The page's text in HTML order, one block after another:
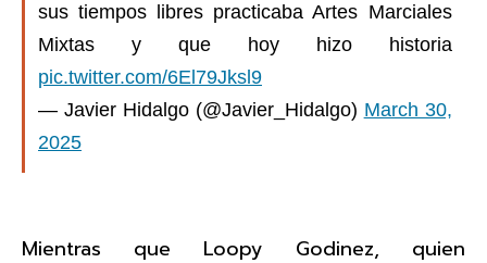
sus tiempos libres practicaba Artes Marciales
Mixtas y que hoy hizo historia
pic.twitter.com/6El79Jksl9
— Javier Hidalgo (@Javier_Hidalgo) March 30,
2025
Mientras que Loopy Godinez, quien